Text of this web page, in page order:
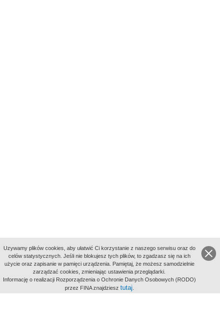
aktywności
Uzywamy plików cookies, aby ułatwić Ci korzystanie z naszego serwisu oraz do
celów statystycznych. Jeśli nie blokujesz tych plików, to zgadzasz się na ich
użycie oraz zapisanie w pamięci urządzenia. Pamiętaj, że możesz samodzielnie
zarządzać cookies, zmieniając ustawienia przeglądarki.
Informację o realizacji Rozporządzenia o Ochronie Danych Osobowych (RODO)
przez FINA znajdziesz tutaj